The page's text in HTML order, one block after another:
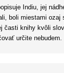
Indiu, jej
boli miestami ozaj
časti knihy kvôli
určite nebudem.